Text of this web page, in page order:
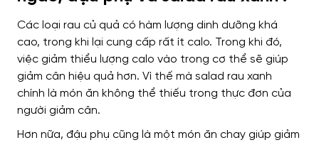
Các loại rau củ quả có hàm lượng dinh dưỡng khá
cao, trong khi lại cung cấp rất ít calo. Trong khi đó,
việc giảm thiểu lượng calo vào trong cơ thể sẽ giúp
giảm cân hiệu quả hơn. Vì thế mà salad rau xanh
chính là món ăn không thể thiếu trong thực đơn của
người giảm cân.
Hơn nữa, đậu phụ cũng là một món ăn chay giúp giảm